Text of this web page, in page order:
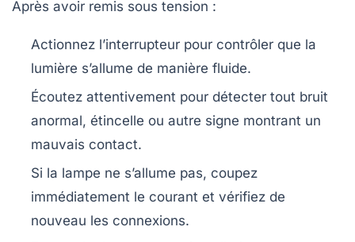
Après avoir remis sous tension :
Actionnez l’interrupteur pour contrôler que la
lumière s’allume de manière fluide.
Écoutez attentivement pour détecter tout bruit
anormal, étincelle ou autre signe montrant un
mauvais contact.
Si la lampe ne s’allume pas, coupez
immédiatement le courant et vérifiez de
nouveau les connexions.